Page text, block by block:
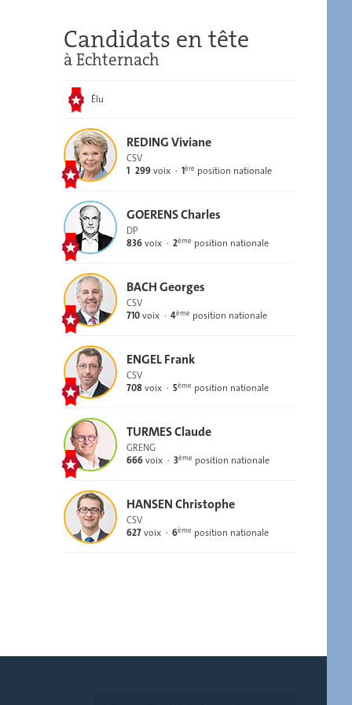
Candidats en tête
à Echternach
Élu
REDING Viviane
CSV
1 299voix 1ère position nationale
GOERENS Charles
DP
836voix 2ème position nationale
BACH Georges
CSV
710voix 4ème position nationale
ENGEL Frank
CSV
708voix 5ème position nationale
TURMES Claude
GRENG
666voix 3ème position nationale
HANSEN Christophe
CSV
627voix 6ème position nationale